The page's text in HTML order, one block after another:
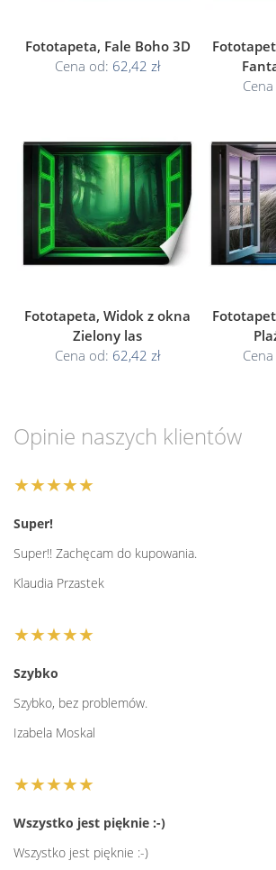
Fototapeta, Fale Boho 3D
Cena od: 62,42 zł
Fototapeta, Widok z okna
Zielony las
Cena od: 62,42 zł
Opinie naszych klientów
★★★★★
Super!
Super!! Zachęcam do kupowania.
Klaudia Przastek
★★★★★
Szybko
Szybko, bez problemów.
Izabela Moskal
★★★★★
Wszystko jest pięknie :-)
Wszystko jest pięknie :-)